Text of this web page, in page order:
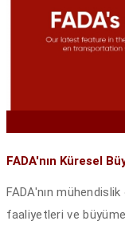
FADA'nın Küresel
FADA'nın
faaliyetleri ve